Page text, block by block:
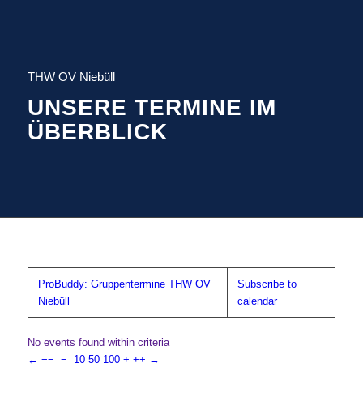
THW OV Niebüll
UNSERE TERMINE IM
ÜBERBLICK
ProBuddy: Gruppentermine THW OV
Niebüll
Subscribe to
calendar
No events found within criteria
← −− − 10 50 100 + ++ →